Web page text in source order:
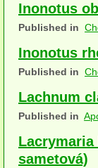
Houby
Apothecia
na dřevě
terestrické
Inonotus
Published in
Inonotus
Published in
Lachnum
Published in
sametová)